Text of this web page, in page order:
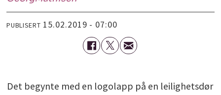
PUBLISERT 15.02.2019 - 07:00
Det begynte med en logolapp på en leilighetsdør